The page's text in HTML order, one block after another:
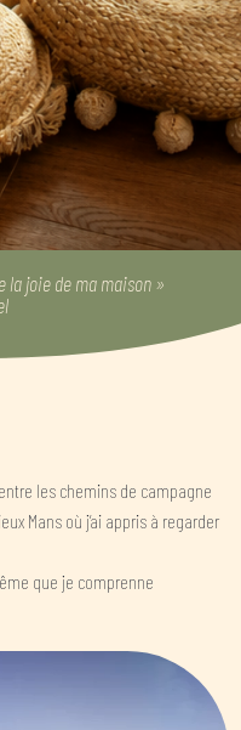
la joie de ma maison »
les chemins de campagne
Mans où j’ai appris à regarder
que je comprenne